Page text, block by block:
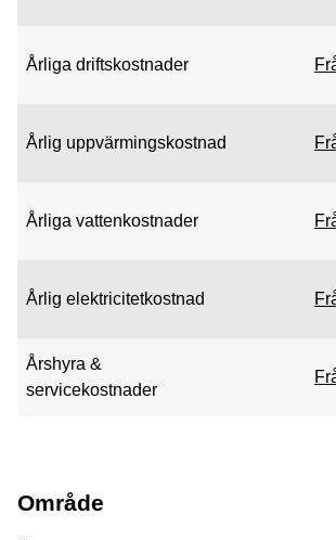
Årliga driftskostnader
Årlig uppvärmingskostnad
Årliga vattenkostnader
Årlig elektricitetkostnad
Årshyra &
servicekostnader
Område